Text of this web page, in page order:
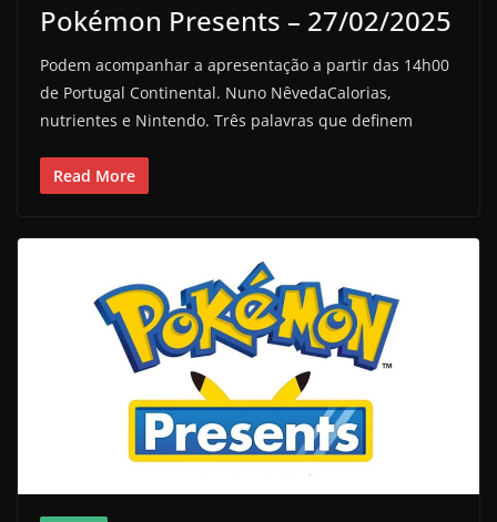
Pokémon Presents – 27/02/2025
Podem acompanhar a apresentação a partir das 14h00
de Portugal Continental. Nuno NêvedaCalorias,
nutrientes e Nintendo. Três palavras que definem
Read More